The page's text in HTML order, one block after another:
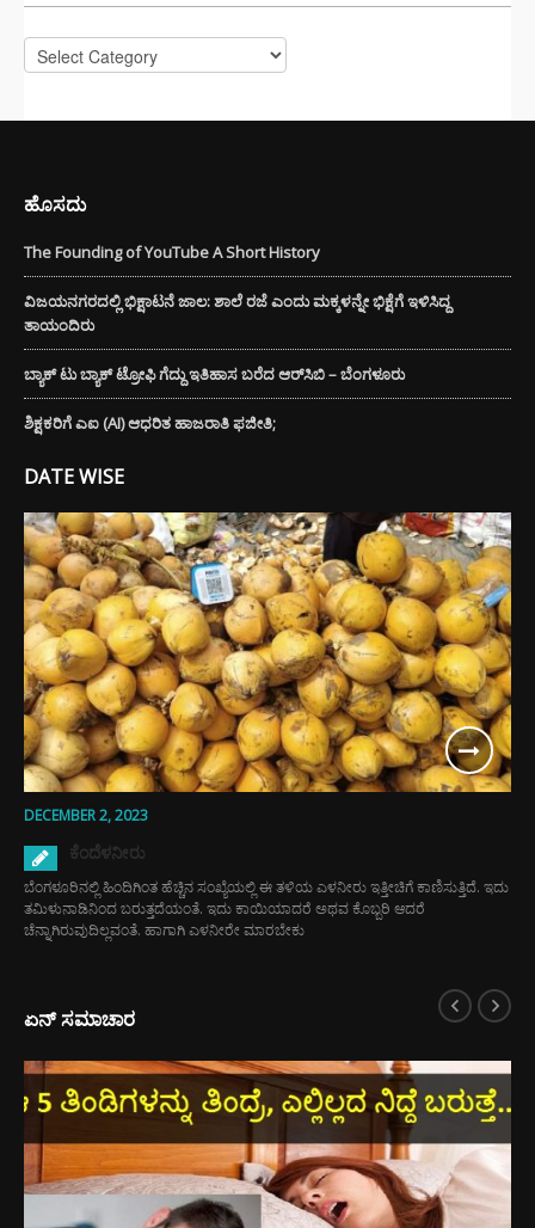
Categories
ಹೊಸದು
The Founding of YouTube A Short History
ವಿಜಯನಗರದಲ್ಲಿ ಭಿಕ್ಷಾಟನೆ ಜಾಲ: ಶಾಲೆ ರಜೆ ಎಂದು ಮಕ್ಕಳನ್ನೇ ಭಿಕ್ಷೆಗೆ ಇಳಿಸಿದ್ದ
ತಾಯಂದಿರು
ಬ್ಯಾಕ್ ಟು ಬ್ಯಾಕ್ ಟ್ರೋಫಿ ಗೆದ್ದು ಇತಿಹಾಸ ಬರೆದ ಆರ್‌ಸಿಬಿ – ಬೆಂಗಳೂರು
ಶಿಕ್ಷಕರಿಗೆ ಎಐ (AI) ಆಧರಿತ ಹಾಜರಾತಿ ಫಜೀತಿ;
DATE WISE
DECEMBER 2, 2023
ಕೆಂದೆಳನೀರು
ಬೆಂಗಳೂರಿನಲ್ಲಿ ಹಿಂದಿಗಿಂತ ಹೆಚ್ಚಿನ ಸಂಖ್ಯೆಯಲ್ಲಿ ಈ ತಳಿಯ ಎಳನೀರು ಇತ್ತೀಚಿಗೆ ಕಾಣಿಸುತ್ತಿದೆ. ಇದು
ತಮಿಳುನಾಡಿನಿಂದ ಬರುತ್ತದೆಯಂತೆ. ಇದು ಕಾಯಿಯಾದರೆ ಅಥವ ಕೊಬ್ಬರಿ ಆದರೆ
ಚೆನ್ನಾಗಿರುವುದಿಲ್ಲವಂತೆ. ಹಾಗಾಗಿ ಎಳನೀರೇ ಮಾರಬೇಕು
ಏನ್ ಸಮಾಚಾರ